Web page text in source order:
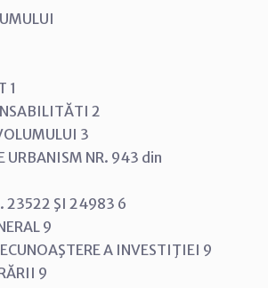
1
2
3
URBANISM NR. 943 din
23522 ŞI 24983 6
9
A INVESTIŢIEI 9
9